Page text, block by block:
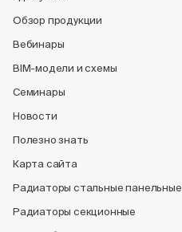
Обзор продукции
Вебинары
BIM-модели и схемы
Семинары
Новости
Полезно знать
Карта сайта
Радиаторы стальные панельные
Радиаторы секционные